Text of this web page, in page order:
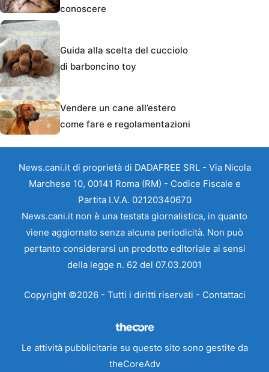
conoscere
Guida alla scelta del cucciolo
di barboncino toy
Vendere un cane all’estero
come fare e regolamentazioni
News.cani.it di proprietà di DADAFREE SRL - Via Nicola
Marchese 10, 00141 Roma (RM) - Codice Fiscale e
Partita I.V.A. 02120340670
News.cani.it non è una testata giornalistica, in quanto
viene aggiornato senza alcuna periodicità. Non può
pertanto considerarsi un prodotto editoriale ai sensi
della legge n. 62 del 07.03.2001
Copyright ©2026 - Tutti i diritti riservati - Contattaci
Le attività pubblicitarie su questo sito sono gestite da
theCoreAdv